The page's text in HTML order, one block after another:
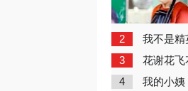
2 我不是精
3 花谢花飞
4 我的小姨